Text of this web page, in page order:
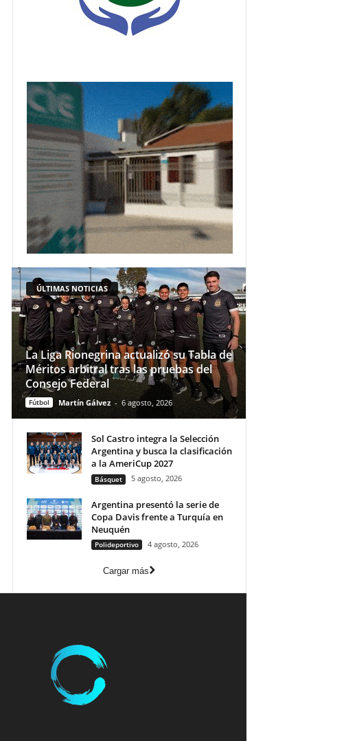
ÚLTIMAS NOTICIAS
La Liga Rionegrina actualizó su Tabla de
Méritos arbitral tras las pruebas del
Consejo Federal
Fútbol Martín Gálvez - 6 agosto, 2026
Sol Castro integra la Selección
Argentina y busca la clasificación
a la AmeriCup 2027
Básquet 5 agosto, 2026
Argentina presentó la serie de
Copa Davis frente a Turquía en
Neuquén
Polideportivo 4 agosto, 2026
Cargar más